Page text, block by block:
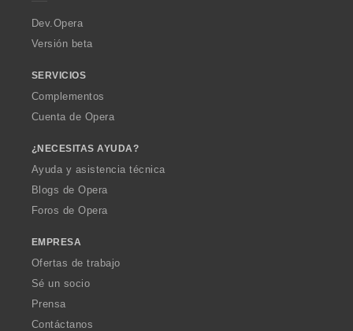
a
Dev.Opera
Versión beta
SERVICIOS
Complementos
Cuenta de Opera
¿NECESITAS AYUDA?
Ayuda y asistencia técnica
Blogs de Opera
Foros de Opera
EMPRESA
Ofertas de trabajo
Sé un socio
Prensa
Contáctanos